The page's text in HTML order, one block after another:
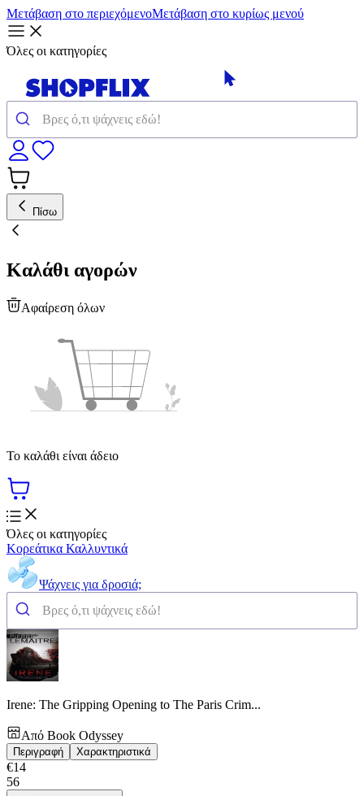
Μετάβαση στο περιεχόμενοΜετάβαση στο κυρίως μενού
Όλες οι κατηγορίες
Πίσω
Καλάθι αγορών
Αφαίρεση όλων
Το καλάθι είναι άδειο
Όλες οι κατηγορίες
Κορεάτικα Καλλυντικά
Ψάχνεις για δροσιά;
Irene: The Gripping Opening to The Paris Crim...
Από Book Odyssey
Περιγραφή Χαρακτηριστικά
€14
56